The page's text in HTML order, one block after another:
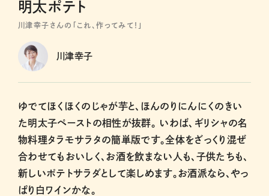
明太ポテト
川津幸子さんの「これ、作ってみて！」
川津幸子
ゆでてほくほくのじゃが芋と、ほんのりにんにくのきい
た明太子ペーストの相性が抜群。 いわば、ギリシャの名
物料理タラモサラタの簡単版です。全体をざっくり混ぜ
合わせてもおいしく、お酒を飲まない人も、子供たちも、
新しいポテトサラダとして楽しめます。お酒派なら、やっ
ぱり白ワインかな。